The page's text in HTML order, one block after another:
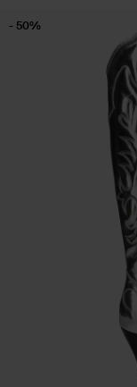
- 50%